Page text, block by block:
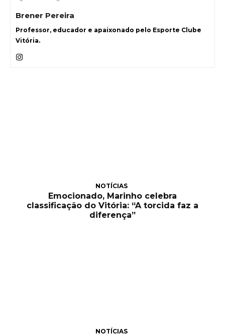
Brener Pereira
Professor, educador e apaixonado pelo Esporte Clube
Vitória.
NOTÍCIAS
Emocionado, Marinho celebra
classificação do Vitória: “A torcida faz a
diferença”
NOTÍCIAS